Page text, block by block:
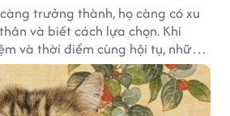
trưởng thành, họ càng có xu
và biết cách lựa chọn. Khi
và thời điểm cùng hội tụ, những
vuột mất có thể được thay thế
hợp hơn.